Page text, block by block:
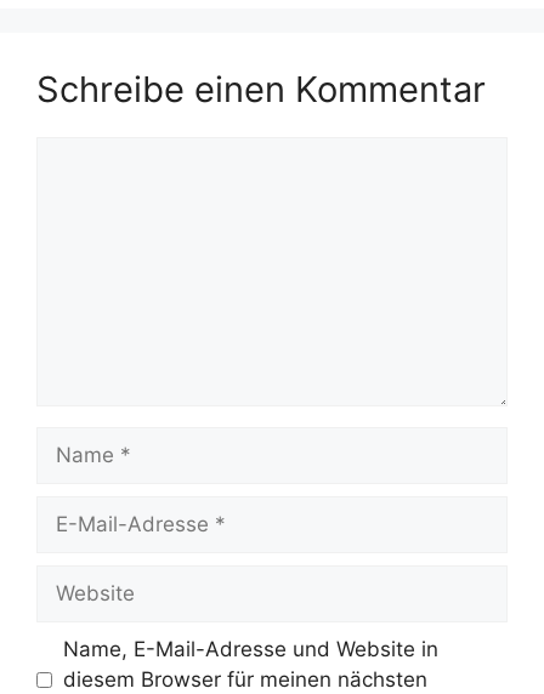
Schreibe einen Kommentar
Name
Website
Name, E-Mail-Adresse und Website in
diesem Browser für meinen nächsten